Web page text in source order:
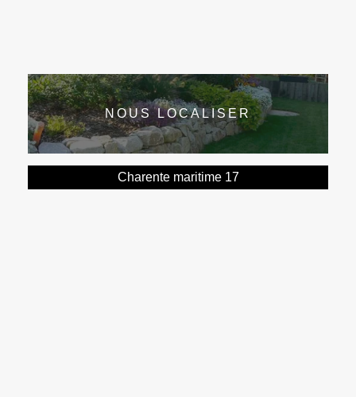
NOUS LOCALISER
Charente maritime 17